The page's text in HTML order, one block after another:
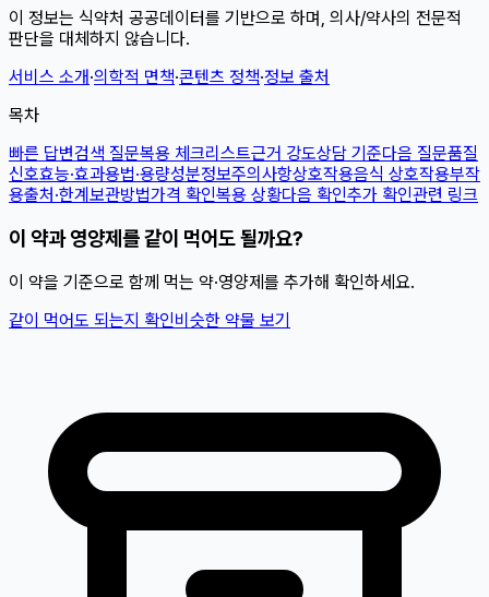
이 정보는 식약처 공공데이터를 기반으로 하며, 의사/약사의 전문적
판단을 대체하지 않습니다.
서비스 소개·의학적 면책·콘텐츠 정책·정보 출처
목차
빠른 답변검색 질문복용 체크리스트근거 강도상담 기준다음 질문품질
신호효능·효과용법·용량성분정보주의사항상호작용음식 상호작용부작
용출처·한계 보관방법가격 확인복용 상황다음 확인추가 확인관련 링크
이 약과 영양제를 같이 먹어도 될까요?
이 약을 기준으로 함께 먹는 약·영양제를 추가해 확인하세요.
같이 먹어도 되는지 확인비슷한 약물 보기